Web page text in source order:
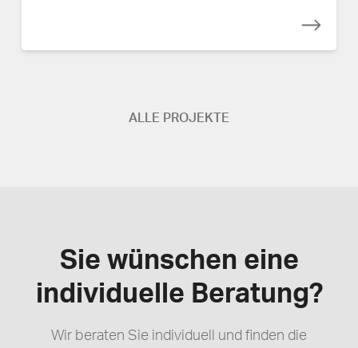
ALLE PROJEKTE
Sie wünschen eine
individuelle Beratung?
Wir beraten Sie individuell und finden die